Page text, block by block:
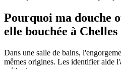
Pourquoi ma douche
elle bouchée à Chelles
Dans une salle de bains,
mêmes origines. Les identifier aide